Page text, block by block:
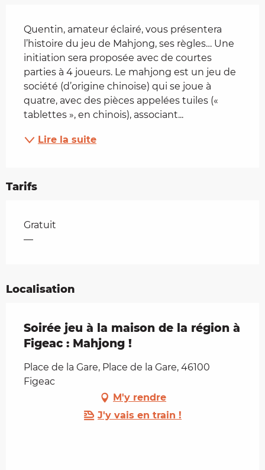
Quentin, amateur éclairé, vous présentera
l’histoire du jeu de Mahjong, ses règles… Une
initiation sera proposée avec de courtes
parties à 4 joueurs. Le mahjong est un jeu de
société (d’origine chinoise) qui se joue à
quatre, avec des pièces appelées tuiles («
tablettes », en chinois), associant...
Lire la suite
Tarifs
Tarifs 2026
Gratuit
—
Localisation
Soirée jeu à la maison de la région à
Figeac : Mahjong !
Place de la Gare, Place de la Gare, 46100
Figeac
M'y rendre
J'y vais en train !